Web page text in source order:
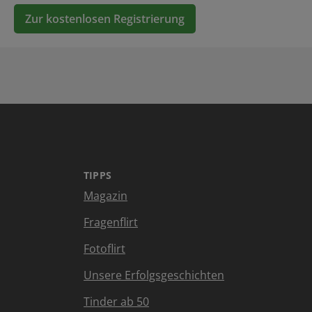
Zur kostenlosen Registrierung
TIPPS
Magazin
Fragenflirt
Fotoflirt
Unsere Erfolgsgeschichten
Tinder ab 50